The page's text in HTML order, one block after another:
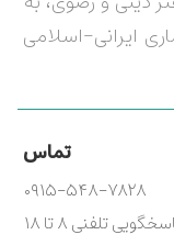
ایرانی-اسلامی
تماس
۰۹۱۵-۵۴۸-۷۸۲۸
تلفنی ۸ تا ۱۸